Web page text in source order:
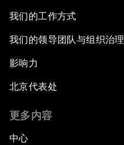
我们的工作方式
我们的领导团队与组织治理
影响力
北京代表处
更多内容
中心